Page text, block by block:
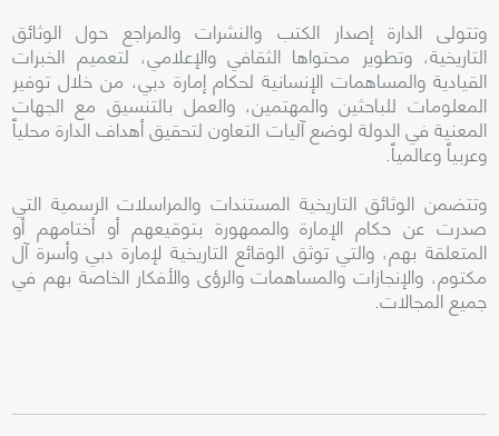
وتتولى الدارة إصدار الكتب والنشرات والمراجع حول الوثائق
التاريخية، وتطوير محتواها الثقافي والإعلامي، لتعميم الخبرات
القيادية والمساهمات الإنسانية لحكام إمارة دبي، من خلال توفير
المعلومات للباحثين والمهتمين، والعمل بالتنسيق مع الجهات
المعنية في الدولة لوضع آليات التعاون لتحقيق أهداف الدارة محلياً
وعربياً وعالمياً.
وتتضمن الوثائق التاريخية المستندات والمراسلات الرسمية التي
صدرت عن حكام الإمارة والممهورة بتوقيعهم أو أختامهم أو
المتعلقة بهم، والتي توثق الوقائع التاريخية لإمارة دبي وأسرة آل
مكتوم، والإنجازات والمساهمات والرؤى والأفكار الخاصة بهم في
جميع المجالات.